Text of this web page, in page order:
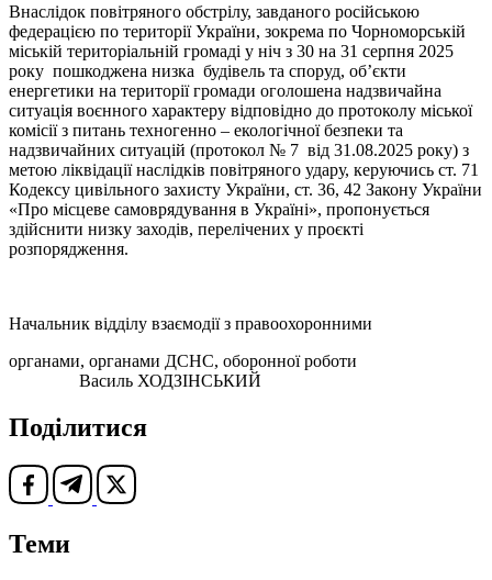
Внаслідок повітряного обстрілу, завданого російською
федерацією по території України, зокрема по Чорноморській
міській територіальній громаді у ніч з 30 на 31 серпня 2025
року пошкоджена низка будівель та споруд, об’єкти
енергетики на території громади оголошена надзвичайна
ситуація воєнного характеру відповідно до протоколу міської
комісії з питань техногенно – екологічної безпеки та
надзвичайних ситуацій (протокол № 7 від 31.08.2025 року) з
метою ліквідації наслідків повітряного удару, керуючись ст. 71
Кодексу цивільного захисту України, ст. 36, 42 Закону України
«Про місцеве самоврядування в Україні», пропонується
здійснити низку заходів, перелічених у проєкті
розпорядження.
Начальник відділу взаємодії з правоохоронними
органами, органами ДСНС, оборонної роботи
Василь ХОДЗІНСЬКИЙ
Поділитися
Теми